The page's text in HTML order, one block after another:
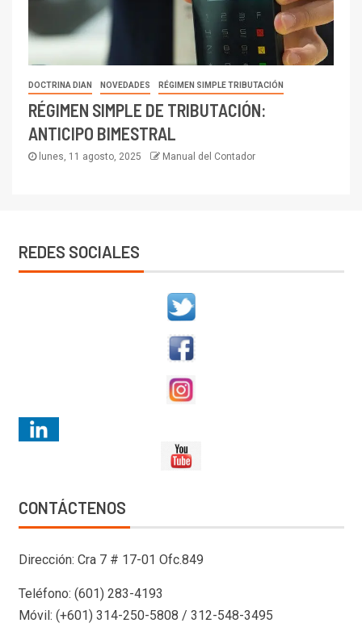
DOCTRINA DIAN NOVEDADES RÉGIMEN SIMPLE TRIBUTACIÓN
RÉGIMEN SIMPLE DE TRIBUTACIÓN:
ANTICIPO BIMESTRAL
lunes, 11 agosto, 2025 Manual del Contador
REDES SOCIALES
CONTÁCTENOS
Dirección: Cra 7 # 17-01 Ofc.849
Teléfono: (601) 283-4193
Móvil: (+601) 314-250-5808 / 312-548-3495